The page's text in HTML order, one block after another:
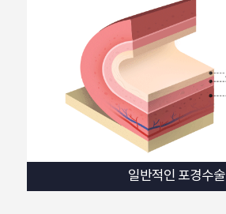
일반적인 포경수술